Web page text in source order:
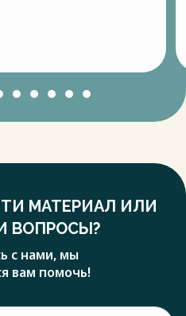
МАТЕРИАЛ ИЛИ
ВОПРОСЫ?
с нами, мы
вам помочь!